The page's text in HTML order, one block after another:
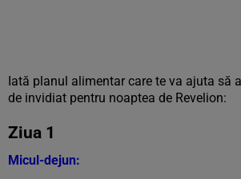
Iată planul alimentar care te va ajuta să
de invidiat pentru noaptea de Revelion:
Ziua 1
Micul-dejun: